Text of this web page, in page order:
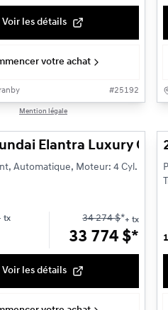
Voir les détails
votre achat
#25192
Mention légale
Hybride
Elantra Luxury
Automatique, Moteur: 4 Cyl.
tx 34 274$*+ tx
33 774$*
Voir les détails